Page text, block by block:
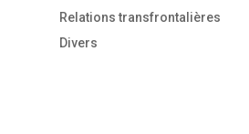
Relations transfrontalières
Divers